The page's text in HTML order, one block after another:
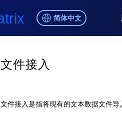
简体中文
文件接入
文件接入是指将现有的文本数据文件导